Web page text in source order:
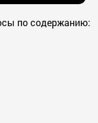
по содержанию: